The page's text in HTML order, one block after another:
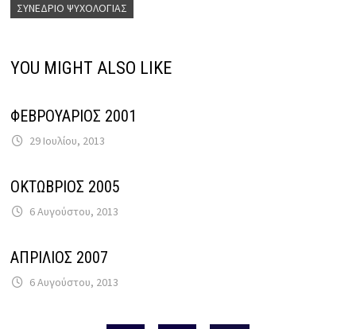
ΣΥΝΈΔΡΙΟ ΨΥΧΟΛΟΓΊΑΣ
YOU MIGHT ALSO LIKE
ΦΕΒΡΟΥΑΡΙΟΣ 2001
29 Ιουλίου, 2013
ΟΚΤΩΒΡΙΟΣ 2005
6 Αυγούστου, 2013
ΑΠΡΙΛΙΟΣ 2007
6 Αυγούστου, 2013